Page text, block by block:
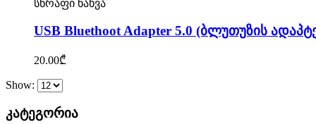
სწრაფი ნახვა
USB Bluethoot Adapter 5.0 (ბლუთუზის
20.00₾
Show:
კატეგორია